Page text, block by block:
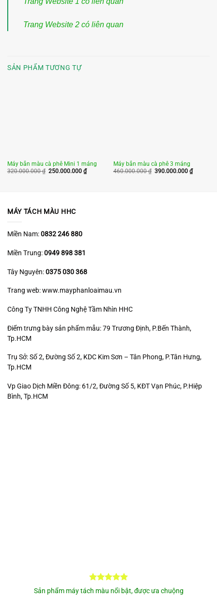
Trang Website 2 có liên quan
SẢN PHẨM TƯƠNG TỰ
Máy bắn màu cà phê Mini 1 máng
320.000.000₫ Giá
250.000.000₫Giá
hiện
Máy bắn màu cà phê 3 máng
460.000.000₫ Giá
390.000.000₫Giá
hiện
MÁY TÁCH MÀU HHC
Miền Nam:0832 246 880
Miền Trung:0949 898 381
Tây Nguyên:0375 030 368
Trang web: www.mayphanloaimau.vn
Công Ty TNHH Công Nghệ Tầm Nhìn HHC
Điểm trưng bày sản phẩm mẫu: 79 Trương Định, P.Bến Thành,
Tp.HCM
Trụ Sở: Số 2, Đường Số 2, KDC Kim Sơn – Tân Phong, P.Tân Hưng,
Tp.HCM
Vp Giao Dịch Miền Đông: 61/2, Đường Số 5, KĐT Vạn Phúc, P.Hiệp
Bình, Tp.HCM
Sản phẩm máy tách màu nổi bật, được ưa chuộng